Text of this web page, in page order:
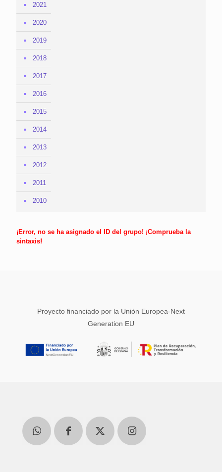
2021
2020
2019
2018
2017
2016
2015
2014
2013
2012
2011
2010
¡Error, no se ha asignado el ID del grupo! ¡Comprueba la
sintaxis!
Proyecto financiado por la Unión Europea-Next
Generation EU